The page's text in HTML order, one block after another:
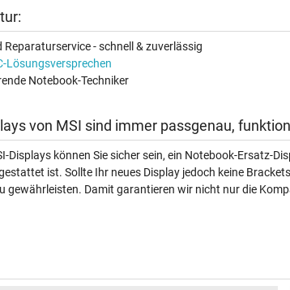
- schnell & zuverlässig
Lösungsversprechen
Notebook-Techniker
von MSI sind immer passgenau,
Displays können Sie sicher sein, ein Notebook-Ersatz-
ist. Sollte Ihr neues Display jedoch keine
gewährleisten. Damit garantieren wir nicht nur die